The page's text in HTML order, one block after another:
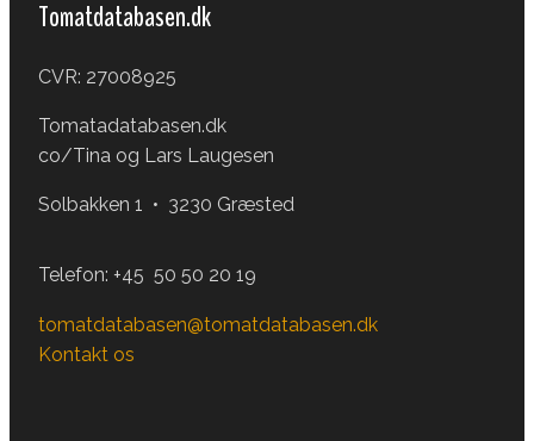
Tomatdatabasen.dk
CVR: 27008925
Tomatadatabasen.dk
co/Tina og Lars Laugesen
Solbakken 1 • 3230 Græsted
Telefon: +45 50 50 20 19
tomatdatabasen@tomatdatabasen.dk
Kontakt os